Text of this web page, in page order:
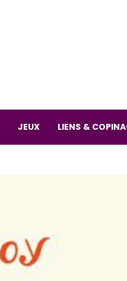
JEUX LIENS &